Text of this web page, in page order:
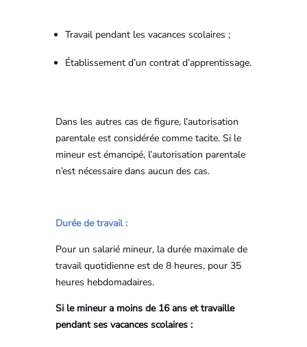
Travail pendant les vacances scolaires ;
Établissement d’un contrat d’apprentissage.
Dans les autres cas de figure, l’autorisation
parentale est considérée comme tacite. Si le
mineur est émancipé, l’autorisation parentale
n’est nécessaire dans aucun des cas.
Durée de travail :
Pour un salarié mineur, la durée maximale de
travail quotidienne est de 8 heures, pour 35
heures hebdomadaires.
Si le mineur a moins de 16 ans et travaille
pendant ses vacances scolaires :